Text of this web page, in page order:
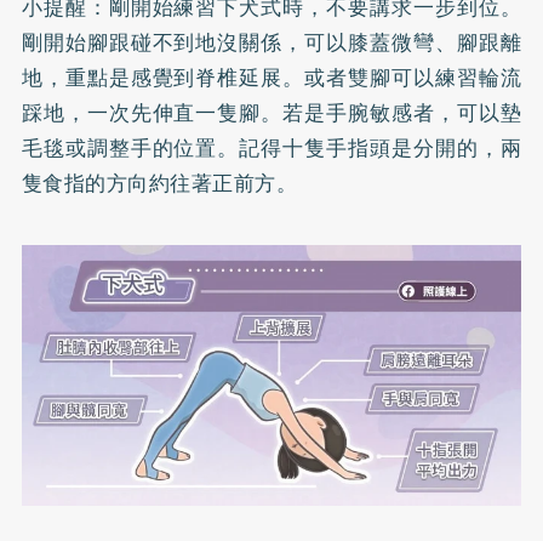
小提醒：剛開始練習下犬式時，不要講求一步到位。
剛開始腳跟碰不到地沒關係，可以膝蓋微彎、腳跟離
地，重點是感覺到脊椎延展。或者雙腳可以練習輪流
踩地，一次先伸直一隻腳。若是手腕敏感者，可以墊
毛毯或調整手的位置。記得十隻手指頭是分開的，兩
隻食指的方向約往著正前方。